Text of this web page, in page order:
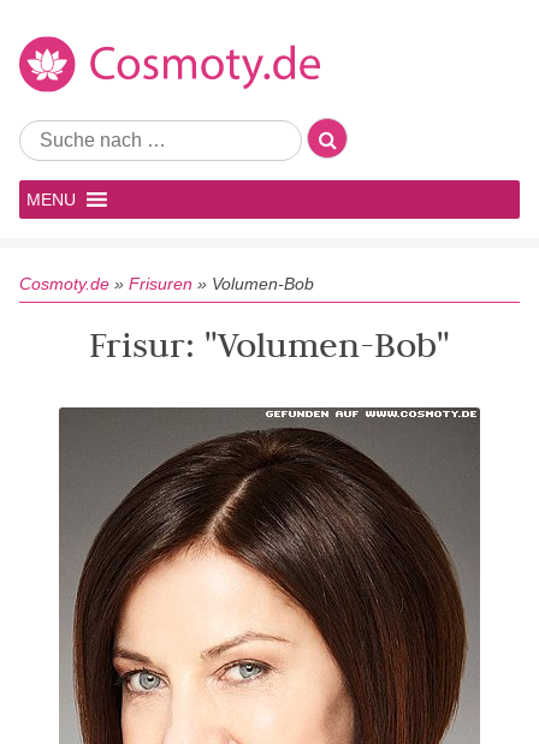
MENU
Cosmoty.de » Frisuren » Volumen-Bob
Frisur: "Volumen-Bob"